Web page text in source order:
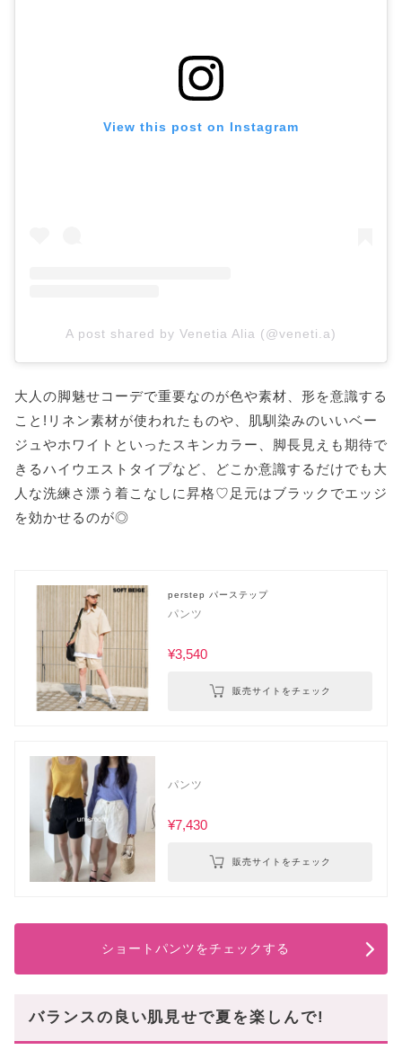
View this post on Instagram
A post shared by Venetia Alia (@veneti.a)
大人の脚魅せコーデで重要なのが色や素材、形を意識する
こと!リネン素材が使われたものや、肌馴染みのいいベー
ジュやホワイトといったスキンカラー、脚長見えも期待で
きるハイウエストタイプなど、どこか意識するだけでも大
人な洗練さ漂う着こなしに昇格♡足元はブラックでエッジ
を効かせるのが◎
perstep パーステップ
パンツ
¥3,540
販売サイトをチェック
パンツ
¥7,430
販売サイトをチェック
ショートパンツをチェックする
バランスの良い肌見せで夏を楽しんで!